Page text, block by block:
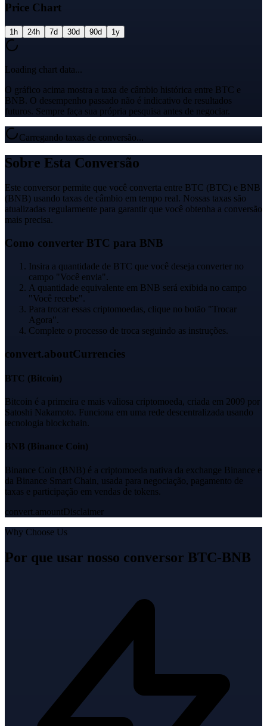
Price Chart
1h 24h 7d 30d 90d 1y
Loading chart data...
O gráfico acima mostra a taxa de câmbio histórica entre BTC e
BNB. O desempenho passado não é indicativo de resultados
futuros. Sempre faça sua própria pesquisa antes de negociar.
Carregando taxas de conversão...
Sobre Esta Conversão
Este conversor permite que você converta entre BTC (BTC) e BNB
(BNB) usando taxas de câmbio em tempo real. Nossas taxas são
atualizadas regularmente para garantir que você obtenha a conversão
mais precisa.
Como converter BTC para BNB
Insira a quantidade de BTC que você deseja converter no
campo "Você envia".
A quantidade equivalente em BNB será exibida no campo
"Você recebe".
Para trocar essas criptomoedas, clique no botão "Trocar
Agora".
Complete o processo de troca seguindo as instruções.
convert.aboutCurrencies
BTC (Bitcoin)
Bitcoin é a primeira e mais valiosa criptomoeda, criada em 2009 por
Satoshi Nakamoto. Funciona em uma rede descentralizada usando
tecnologia blockchain.
BNB (Binance Coin)
Binance Coin (BNB) é a criptomoeda nativa da exchange Binance e
da Binance Smart Chain, usada para negociação, pagamento de
taxas e participação em vendas de tokens.
convert.amountDisclaimer
Why Choose Us
Por que usar nosso conversor BTC-BNB